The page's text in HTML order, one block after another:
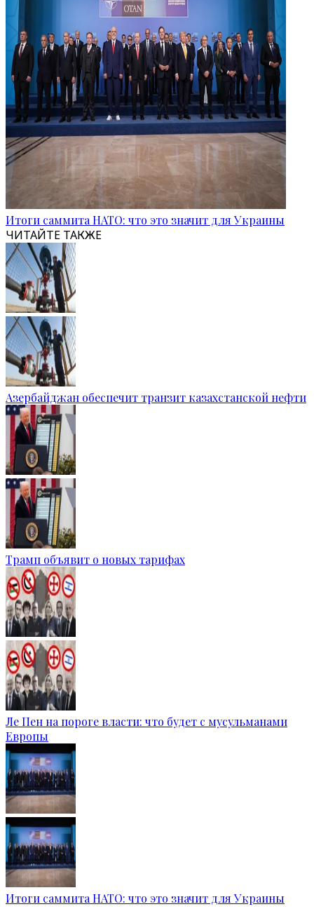
Итоги саммита НАТО: что это значит для Украины
ЧИТАЙТЕ ТАКЖЕ
Азербайджан обеспечит транзит казахстанской нефти
Трамп объявит о новых тарифах
Ле Пен на пороге власти: что будет с мусульманами
Европы
Итоги саммита НАТО: что это значит для Украины